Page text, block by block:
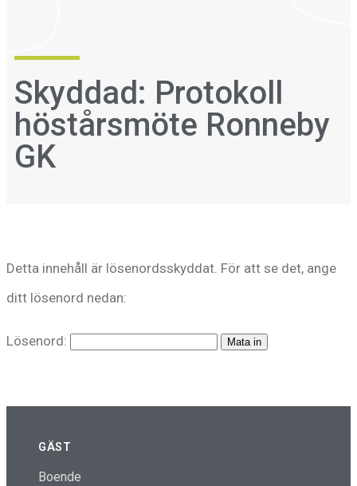
Skyddad: Protokoll
höstårsmöte Ronneby
GK
Detta innehåll är lösenordsskyddat. För att se det, ange
ditt lösenord nedan:
Lösenord:
GÄST
Boende